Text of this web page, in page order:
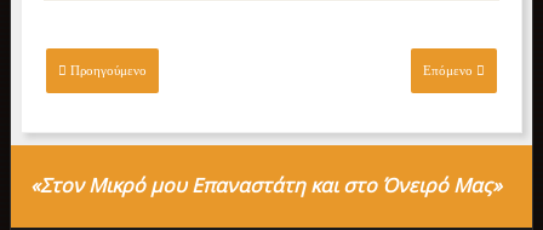
Προηγούμενο Επόμενο
«Στον Μικρό μου Επαναστάτη και στο Όνειρό Μας»